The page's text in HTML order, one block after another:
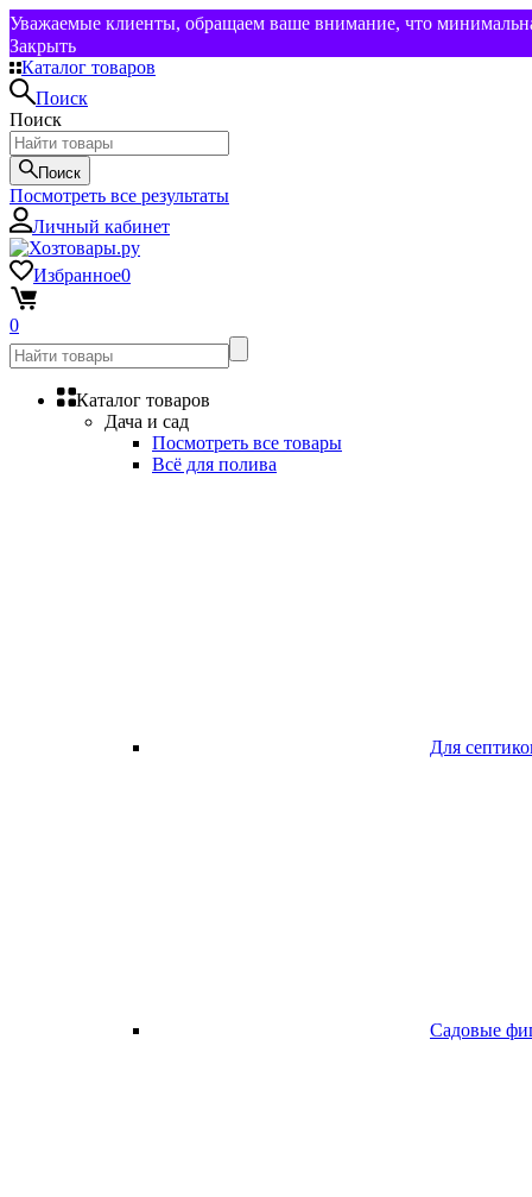
Уважаемые клиенты, обращаем ваше внимание, что
Закрыть
Каталог товаров
Поиск
Поиск
Поиск
Посмотреть все результаты
Личный кабинет
Избранное0
0
Каталог товаров
Дача и сад
Посмотреть все товары
Всё для полива
Для
Садовые